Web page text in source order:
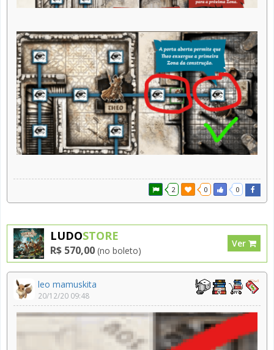
2 0 0
LUDOSTORE
R$ 570,00 (no boleto)
Ver
leo mamuskita
20/12/20 09:48